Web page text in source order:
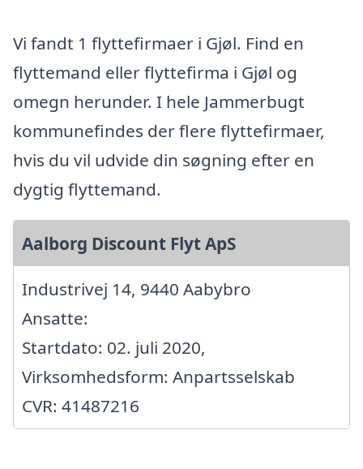
Vi fandt 1 flyttefirmaer i Gjøl. Find en
flyttemand eller flyttefirma i Gjøl og
omegn herunder. I hele Jammerbugt
kommunefindes der flere flyttefirmaer,
hvis du vil udvide din søgning efter en
dygtig flyttemand.
Aalborg Discount Flyt ApS
Industrivej 14, 9440 Aabybro
Ansatte:
Startdato: 02. juli 2020,
Virksomhedsform: Anpartsselskab
CVR: 41487216